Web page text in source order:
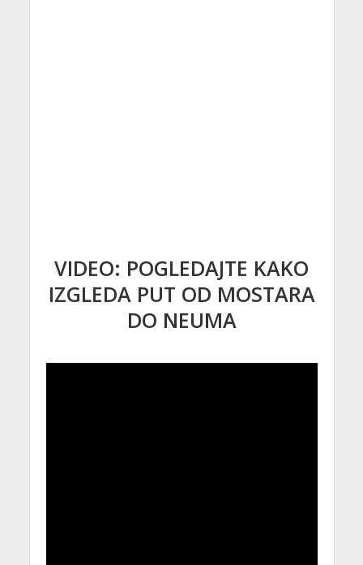
VIDEO: POGLEDAJTE KAKO
IZGLEDA PUT OD MOSTARA
DO NEUMA